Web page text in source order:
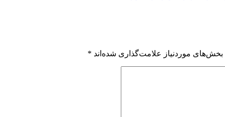
بخش‌های موردنیاز علامت‌گذاری شده‌اند *